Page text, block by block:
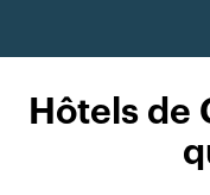
Hôtels de